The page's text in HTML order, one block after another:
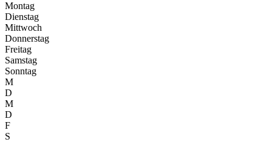
Montag
Dienstag
Mittwoch
Donnerstag
Freitag
Samstag
Sonntag
M
D
M
D
F
S